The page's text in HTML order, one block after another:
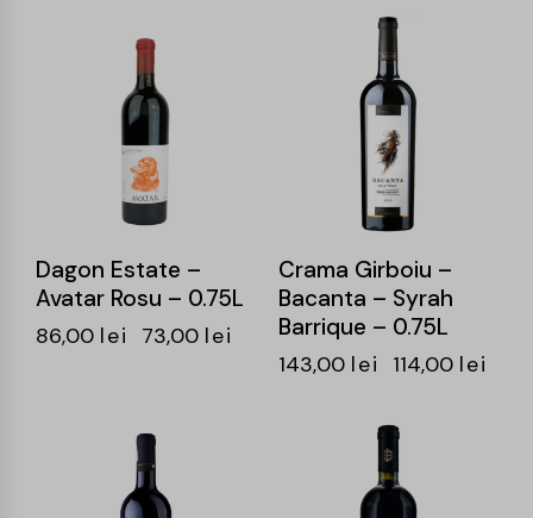
Dagon Estate –
Avatar Rosu – 0.75L
86,00 lei 73,00 lei
Crama Girboiu –
Bacanta – Syrah
Barrique – 0.75L
143,00 lei 114,00 lei